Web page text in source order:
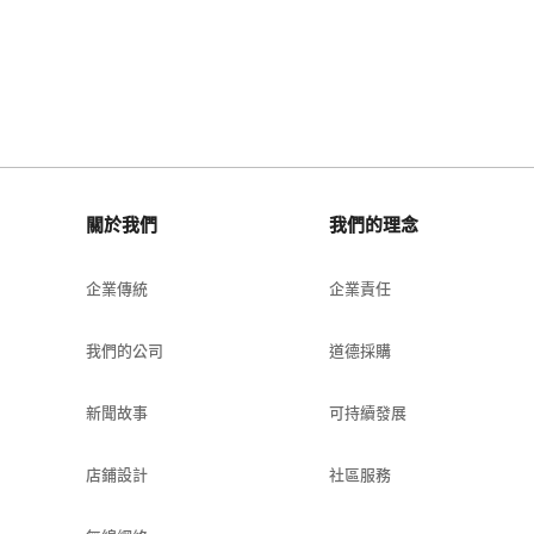
關於我們
企業傳統
我們的公司
新聞故事
店鋪設計
我們的理念
企業責任
道德採購
可持續發展
社區服務